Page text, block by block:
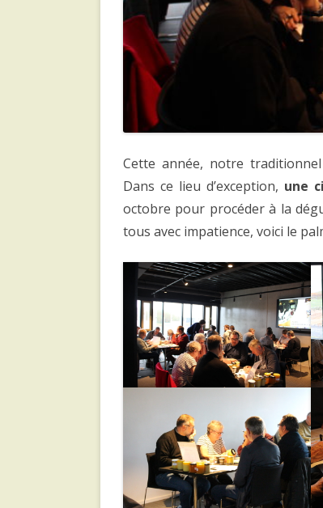
Cette année, notre
Dans ce lieu d’exception, une
octobre pour procéder à la
tous avec impatience, voici le